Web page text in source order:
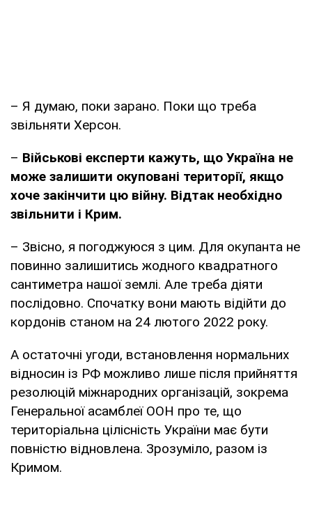
– Я думаю, поки зарано. Поки що треба
звільняти Херсон.
– Військові експерти кажуть, що Україна не
може залишити окуповані території, якщо
хоче закінчити цю війну. Відтак необхідно
звільнити і Крим.
– Звісно, я погоджуюся з цим. Для окупанта не
повинно залишитись жодного квадратного
сантиметра нашої землі. Але треба діяти
послідовно. Спочатку вони мають відійти до
кордонів станом на 24 лютого 2022 року.
А остаточні угоди, встановлення нормальних
відносин із РФ можливо лише після прийняття
резолюцій міжнародних організацій, зокрема
Генеральної асамблеї ООН про те, що
територіальна цілісність України має бути
повністю відновлена. Зрозуміло, разом із
Кримом.